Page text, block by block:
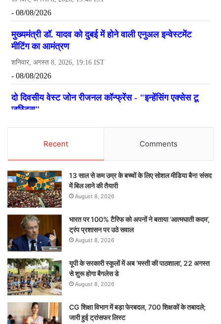
Recent Comments
13 साल से कम उम्र के बच्चों के लिए सोशल मीडिया बैन! संसद
में बिल लाने की तैयारी
August 8, 2026
भारत पर 100% टैरिफ को अपनों ने बताया ‘आत्मघाती कदम’,
ट्रंप प्रशासन पर उठे सवाल
August 8, 2026
यूपी के सरकारी स्कूलों में अब ‘मस्ती की पाठशाला’, 22 अगस्त
से शुरू होगा बैगलेस डे
August 8, 2026
CG शिक्षा विभाग में बड़ा फेरबदल, 700 शिक्षकों के तबादले;
जारी हुई ट्रांसफर लिस्ट